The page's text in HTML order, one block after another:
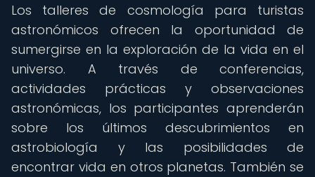
Los talleres de cosmología para turistas
astronómicos ofrecen la oportunidad de
sumergirse en la exploración de la vida en el
universo. A través de conferencias,
actividades prácticas y observaciones
astronómicas, los participantes aprenderán
sobre los últimos descubrimientos en
astrobiología y las posibilidades de
encontrar vida en otros planetas. También se